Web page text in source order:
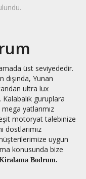
üst seviyededir.
dışında, Yunan
ultra lux
guruplara
yatlarımız
motoryat talebinize
dostlarımız
uygun
konusunda bize
Bodrum.